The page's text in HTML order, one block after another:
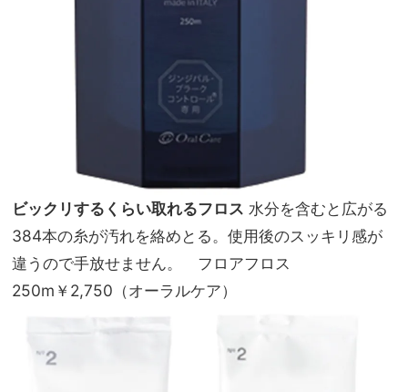
ビックリするくらい取れるフロス 水分を含むと広がる
384本の糸が汚れを絡めとる。使用後のスッキリ感が
違うので手放せません。 フロアフロス
250m￥2,750（オーラルケア）